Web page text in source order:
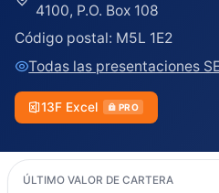
4100, P.O. Box 108
Código postal: M5L 1E2
Todas las presentaciones
13F Excel PRO
ÚLTIMO VALOR DE CARTERA